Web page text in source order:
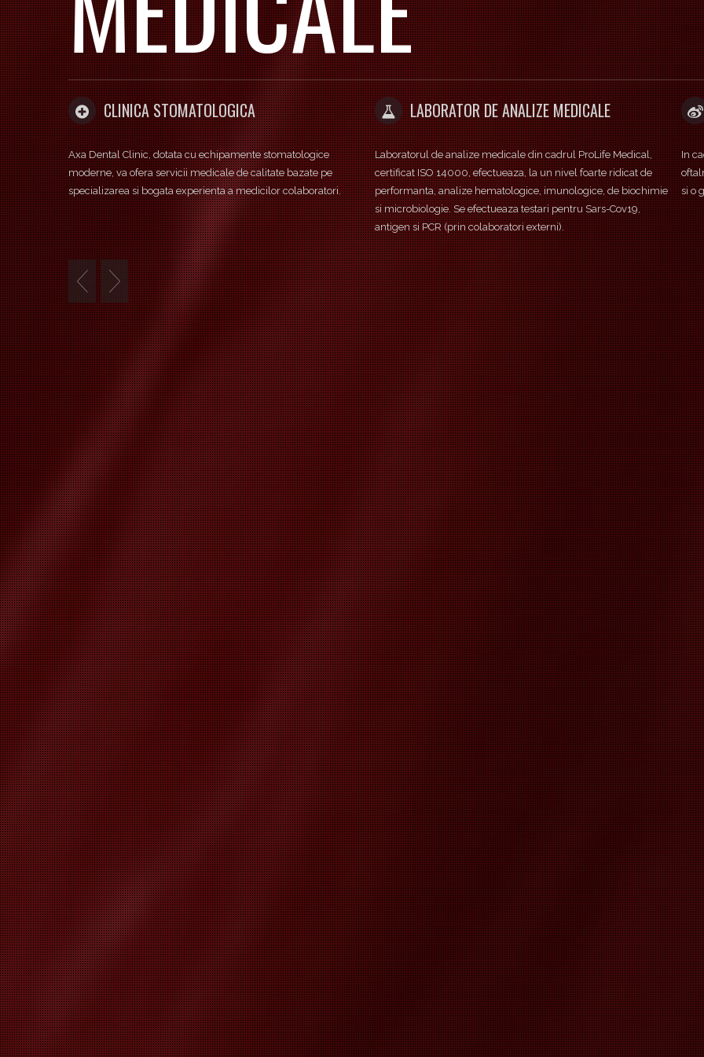
CENTRU
CLINICA
CLINICA
CONSULTATII
AMBULANTA
LABORATOR
MEDICALE
CENTRU
pe
LABORATOR DE ANALIZE MEDICALE
Laboratorul de analize medicale din cadrul ProLife Medical,
certificat ISO 14000, efectueaza, la un nivel foarte ridicat de
performanta, analize hematologice, imunologice, de biochimie
si microbiologie. Se efectueaza testari pentru Sars-Cov19,
antigen si PCR (prin colaboratori externi).
CLINICA OFTALMOLOGICA
In cadrul Clinicii Axa Optic se efectueaza interventii chirurgicale
oftalmologice pentru tratarea cataractei , glaucomului precum
si o gama diversa de investigatii si tratamente oftalmologice.